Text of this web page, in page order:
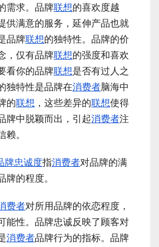
需求。品牌联想的喜欢度越
供满意的服务，延伸产品也就
品牌联想的独特性。品牌的价
，仅有品牌联想的强度和喜欢
看你的品牌联想是否有过人之
独特性是品牌在消费者脑海中
的联想 ，这些差异的联想使得
牌中脱颖而出，引起消费者注
赖。
牌忠诚度指消费者对品牌的满
牌的程度。
费者对所用品牌的依恋程度，
能性。品牌忠诚反映了顾客对
消费者品牌行为的指标。品牌